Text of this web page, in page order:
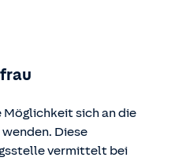
können über die vom
Möglichkeit sich an die
Diese
vermittelt bei